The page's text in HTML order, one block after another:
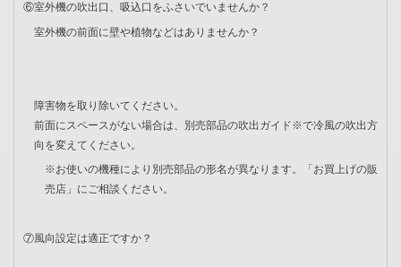
⑥室外機の吹出口、吸込口をふさいでいませんか？
室外機の前面に壁や植物などはありませんか？
障害物を取り除いてください。
前面にスペースがない場合は、別売部品の吹出ガイド※で冷風の吹出方
向を変えてください。
※お使いの機種により別売部品の形名が異なります。「お買上げの販
売店」にご相談ください。
⑦風向設定は適正ですか？